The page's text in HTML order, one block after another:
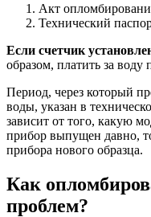
Акт
Технический
Если счетчик
образом, платить за воду
Период, через который
воды, указан в
зависит от того, какую
прибор выпущен давно,
прибора нового образца.
Как
проблем?